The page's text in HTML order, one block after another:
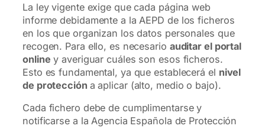
La ley vigente exige que cada página web
informe debidamente a la AEPD de los ficheros
en los que organizan los datos personales que
recogen. Para ello, es necesario auditar el portal
online y averiguar cuáles son esos ficheros.
Esto es fundamental, ya que establecerá el nivel
de protección a aplicar (alto, medio o bajo).
Cada fichero debe de cumplimentarse y
notificarse a la Agencia Española de Protección